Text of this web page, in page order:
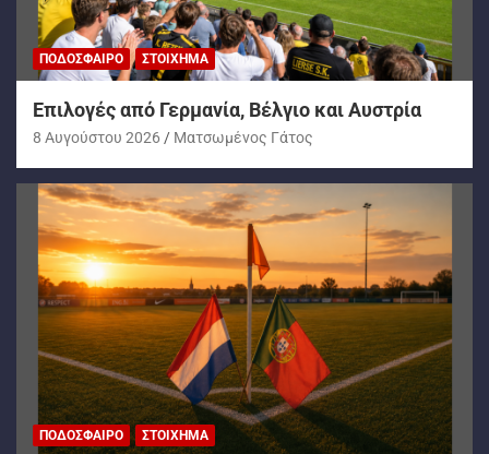
ΠΟΔΌΣΦΑΙΡΟ ΣΤΟΊΧΗΜΑ
Επιλογές από Γερμανία, Βέλγιο και Αυστρία
8 Αυγούστου 2026 Ματσωμένος Γάτος
ΠΟΔΌΣΦΑΙΡΟ ΣΤΟΊΧΗΜΑ